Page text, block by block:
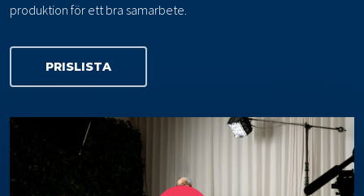
produktion för ett bra samarbete.
PRISLISTA
Play Video